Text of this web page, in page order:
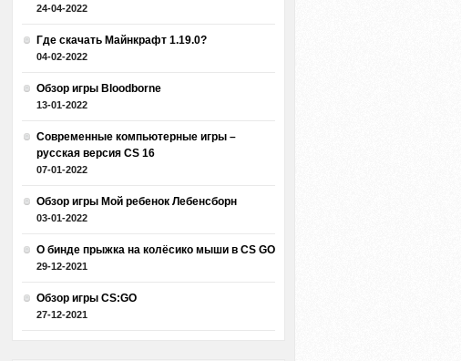
24-04-2022
Где скачать Майнкрафт 1.19.0?
04-02-2022
Обзор игры Bloodborne
13-01-2022
Современные компьютерные игры –
русская версия CS 16
07-01-2022
Обзор игры Мой ребенок Лебенсборн
03-01-2022
О бинде прыжка на колёсико мыши в CS GO
29-12-2021
Обзор игры CS:GO
27-12-2021